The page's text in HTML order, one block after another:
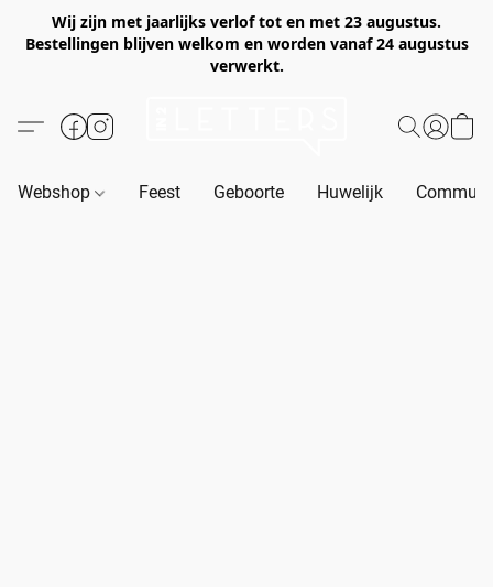
Wij zijn met jaarlijks verlof tot en met 23 augustus.
Bestellingen blijven welkom en worden vanaf 24 augustus
verwerkt.
Webshop Feest Geboorte Huwelijk